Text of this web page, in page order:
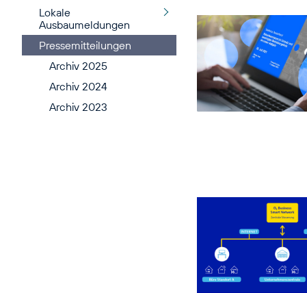
Lokale
Ausbaumeldungen
Pressemitteilungen
Archiv 2025
Archiv 2024
Archiv 2023